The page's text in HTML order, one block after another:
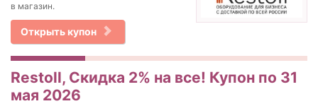
в магазин.
Открыть купон
Restoll, Скидка 2% на все! Купон по 31
мая 2026